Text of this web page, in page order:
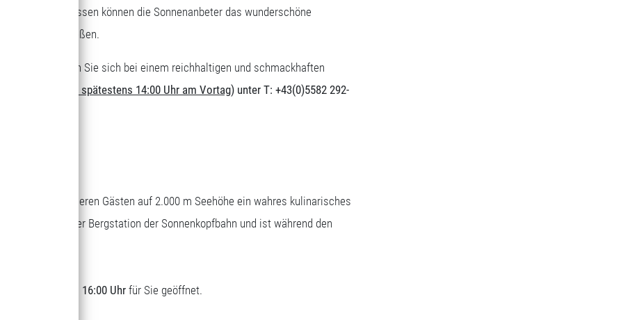
Sonnenterrassen können die Sonnenanbeter das wunderschöne
genießen.
Art. Stärken Sie sich bei einem reichhaltigen und schmackhaften
( bis spätestens 14:00 Uhr am Vortag) unter T: +43(0)5582 292-
bietet unseren Gästen auf 2.000 m Seehöhe ein wahres kulinarisches
direkt bei der Bergstation der Sonnenkopfbahn und ist während den
09:00 bis 16:00 Uhrfür Sie geöffnet.